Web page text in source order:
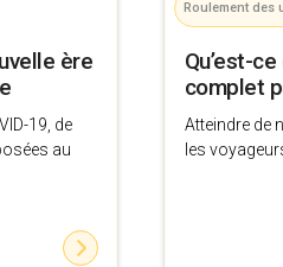
ère
19, de
au
Roulement des
Qu’est-
complet
Atteindre de
les